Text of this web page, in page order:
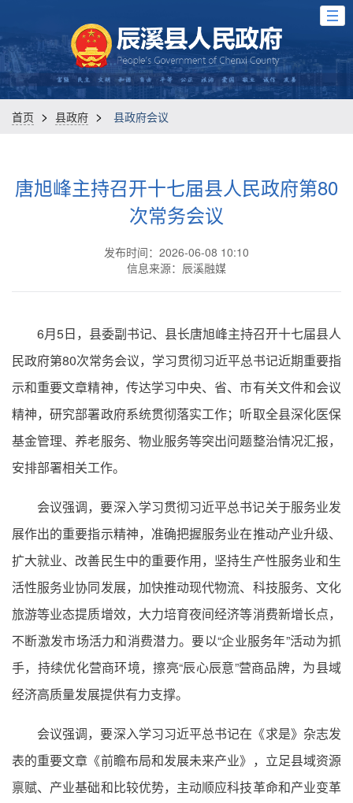
首页 > 县政府 > 县政府会议
唐旭峰主持召开十七届县人民政府第80
次常务会议
发布时间：2026-06-08 10:10
信息来源：辰溪融媒
6月5日，县委副书记、县长唐旭峰主持召开十七届县人
民政府第80次常务会议，学习贯彻习近平总书记近期重要指
示和重要文章精神，传达学习中央、省、市有关文件和会议
精神，研究部署政府系统贯彻落实工作；听取全县深化医保
基金管理、养老服务、物业服务等突出问题整治情况汇报，
安排部署相关工作。
会议强调，要深入学习贯彻习近平总书记关于服务业发
展作出的重要指示精神，准确把握服务业在推动产业升级、
扩大就业、改善民生中的重要作用，坚持生产性服务业和生
活性服务业协同发展，加快推动现代物流、科技服务、文化
旅游等业态提质增效，大力培育夜间经济等消费新增长点，
不断激发市场活力和消费潜力。要以“企业服务年”活动为抓
手，持续优化营商环境，擦亮“辰心辰意”营商品牌，为县域
经济高质量发展提供有力支撑。
会议强调，要深入学习习近平总书记在《求是》杂志发
表的重要文章《前瞻布局和发展未来产业》，立足县域资源
禀赋、产业基础和比较优势，主动顺应科技革命和产业变革